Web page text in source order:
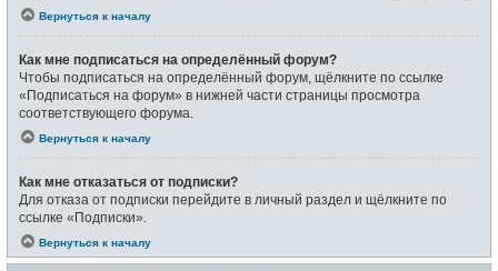
Вернуться к началу
Как мне подписаться на определённый форум?
Чтобы подписаться на определённый форум, щёлкните по ссылке
«Подписаться на форум» в нижней части страницы просмотра
соответствующего форума.
Вернуться к началу
Как мне отказаться от подписки?
Для отказа от подписки перейдите в личный раздел и щёлкните по
ссылке «Подписки».
Вернуться к началу